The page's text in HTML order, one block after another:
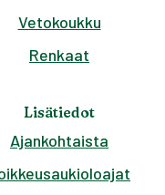
Vetokoukku
Renkaat
Lisätiedot
Ajankohtaista